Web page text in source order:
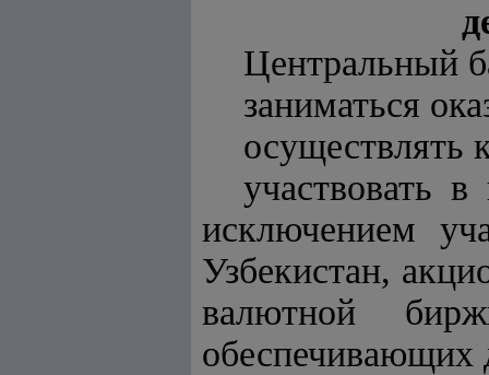
Центральный
заниматься
осуществлять
участвовать
исключением
Узбекистан,
валютной
обеспечивающих